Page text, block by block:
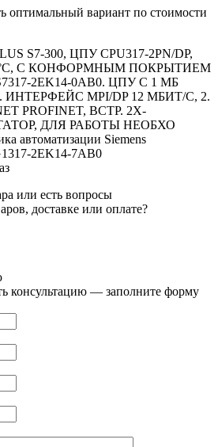
оптимальный вариант по стоимости
S7-300, ЦПУ CPU317-2PN/DP,
С КОНФОРМНЫМ ПОКРЫТИЕМ
2EK14-0AB0. ЦПУ С 1 МБ
MPI/DP 12 МБИТ/С, 2.
PROFINET, ВСТР. 2Х-
ДЛЯ РАБОТЫ НЕОБХО
автоматизации Siemens
2EK14-7AB0
или есть вопросы
доставке или оплате?
консультацию — заполните форму